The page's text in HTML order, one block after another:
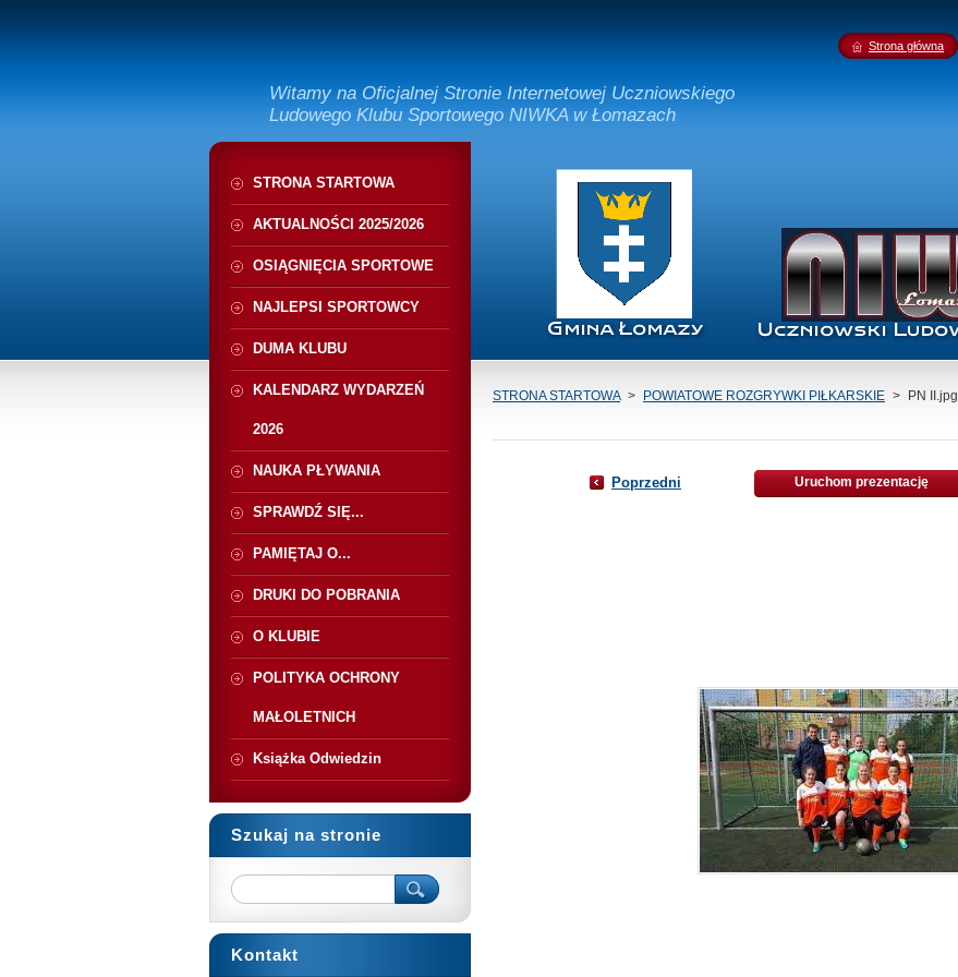
Witamy na Oficjalnej Stronie Internetowej Uczniowskiego
Ludowego Klubu Sportowego NIWKA w Łomazach
STRONA STARTOWA > POWIATOWE ROZGRYWKI PIŁKARSKIE > PN II.jpg
Poprzedni Uruchom prezentację
STRONA STARTOWA
AKTUALNOŚCI 2025/2026
OSIĄGNIĘCIA SPORTOWE
NAJLEPSI SPORTOWCY
DUMA KLUBU
KALENDARZ WYDARZEŃ
2026
NAUKA PŁYWANIA
SPRAWDŹ SIĘ...
PAMIĘTAJ O...
DRUKI DO POBRANIA
O KLUBIE
POLITYKA OCHRONY
MAŁOLETNICH
Książka Odwiedzin
Szukaj na stronie
Kontakt
Strona główna